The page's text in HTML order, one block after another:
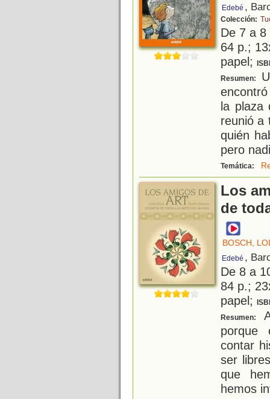
Edebé ,
Colección:
De 7 a
64 p.;
papel;
Resumen:
la plaza
reunió a
quién
pero
Temática:
Los
de
BOSCH,
Edebé ,
De 8 a
84 p.;
papel;
Resumen:
porque
contar
ser
que
hemos